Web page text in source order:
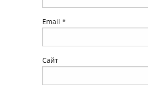
Email *
Сайт